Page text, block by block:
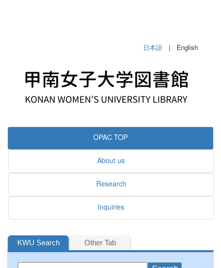
日本語 | English
OPAC TOP
About us
Research
Inquiries
KWU Search Other Tab